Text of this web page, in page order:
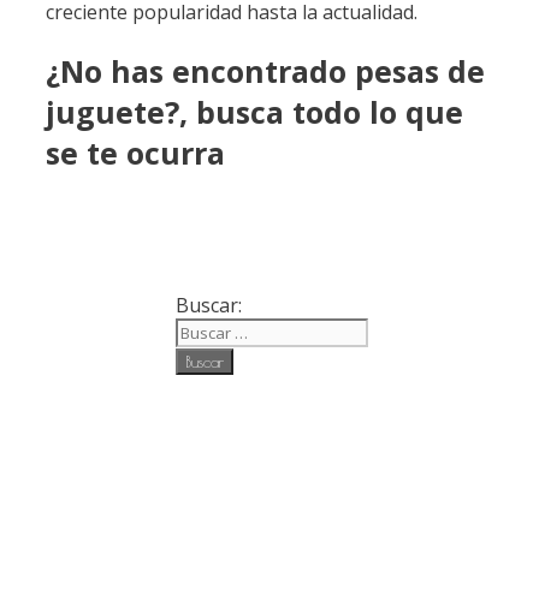
creciente popularidad hasta la actualidad.
¿No has encontrado pesas de
juguete?, busca todo lo que
se te ocurra
Buscar: